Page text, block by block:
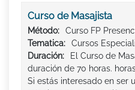
Curso de Masajista
Método:
Curso FP
Tematica:
Cursos
Duración:
El Curso de
duración de 70 horas.
Si estás interesado en ser